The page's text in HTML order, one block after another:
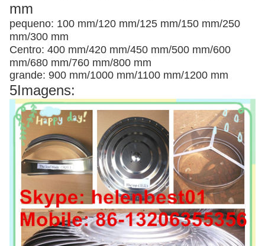
mm
pequeno: 100 mm/120 mm/125 mm/150 mm/250
mm/300 mm
Centro: 400 mm/420 mm/450 mm/500 mm/600
mm/680 mm/760 mm/800 mm
grande: 900 mm/1000 mm/1100 mm/1200 mm
5Imagens: